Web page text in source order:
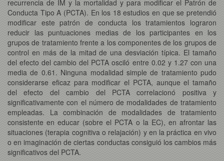
recurrencia de IM y la mortalidad y para modificar el Patrón de
Conducta Tipo A (PCTA). En los 18 estudios en que se pretendió
modificar este patrón de conducta los tratamientos lograron
reducir las puntuaciones medias de los participantes en los
grupos de tratamiento frente a los componentes de los grupos de
control en más de la mitad de una desviación típica. El tamaño
del efecto del cambio del PCTA osciló entre 0.02 y 1.27 con una
media de 0.61. Ninguna modalidad simple de tratamiento pudo
considerarse eficaz para modificar el PCTA, aunque el tamaño
del efecto del cambio del PCTA correlacionó positiva y
significativamente con el número de modalidades de tratamiento
empleadas. La combinación de modalidades de tratamiento
consistente en educar (sobre el PCTA o la EC), en afrontar las
situaciones (terapia cognitiva o relajación) y en la práctica en vivo
o en imaginación de ciertas conductas consiguió los cambios más
significativos del PCTA.